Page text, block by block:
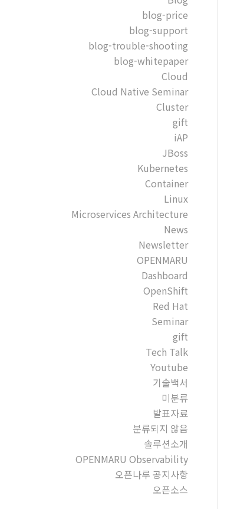
blog-price
blog-support
blog-trouble-shooting
blog-whitepaper
Cloud
Cloud Native Seminar
Cluster
gift
iAP
JBoss
Kubernetes
Container
Linux
Microservices Architecture
News
Newsletter
OPENMARU
Dashboard
OpenShift
Red Hat
Seminar
gift
Tech Talk
Youtube
기술백서
미분류
발표자료
분류되지 않음
솔루션소개
OPENMARU Observability
오픈나루 공지사항
오픈소스